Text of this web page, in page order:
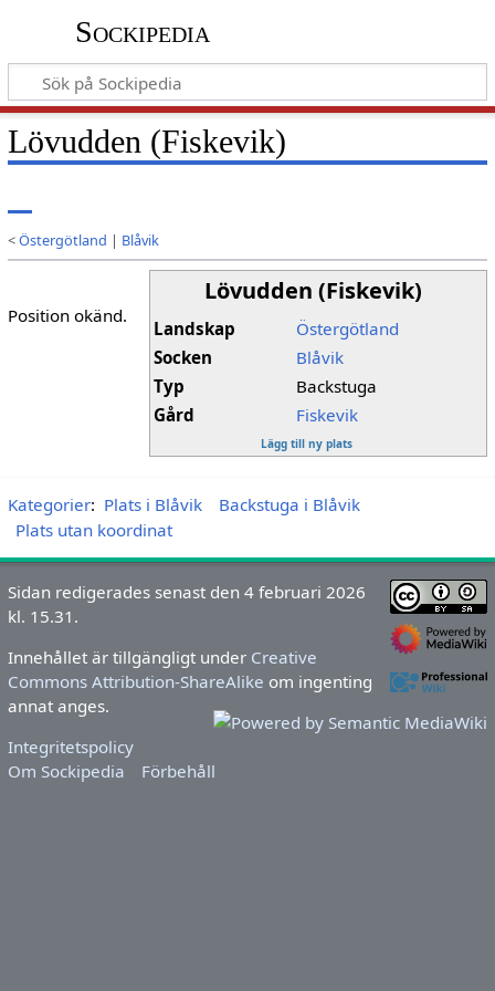
Sockipedia
Lövudden (Fiskevik)
<Östergötland | Blåvik
Lövudden (Fiskevik)
Landskap
Östergötland
Socken
Blåvik
Typ
Backstuga
Gård
Fiskevik
Lägg till ny plats
Position okänd.
Kategorier: Plats i Blåvik
Backstuga i Blåvik
Plats utan koordinat
Sidan redigerades senast den 4 februari 2026
kl. 15.31.
Innehållet är tillgängligt under Creative
Commons Attribution-ShareAlike om ingenting
annat anges.
Integritetspolicy
Om Sockipedia
Förbehåll